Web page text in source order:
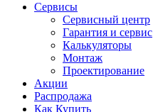
Сервисы
Сервисный центр
Гарантия и сервис
Калькуляторы
Монтаж
Проектирование
Акции
Распродажа
Как Купить